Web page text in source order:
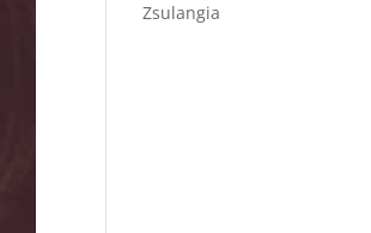
Zsulangia